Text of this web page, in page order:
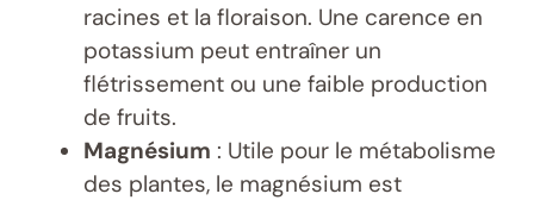
racines et la floraison. Une carence en
potassium peut entraîner un
flétrissement ou une faible production
de fruits.
Magnésium : Utile pour le métabolisme
des plantes, le magnésium est